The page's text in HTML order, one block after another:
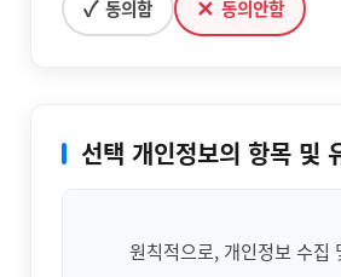
공지할 것입니다.
✓ 동의함 ✕ 동의안함
선택 개인정보의 항목 및
원칙적으로, 개인정보 수집